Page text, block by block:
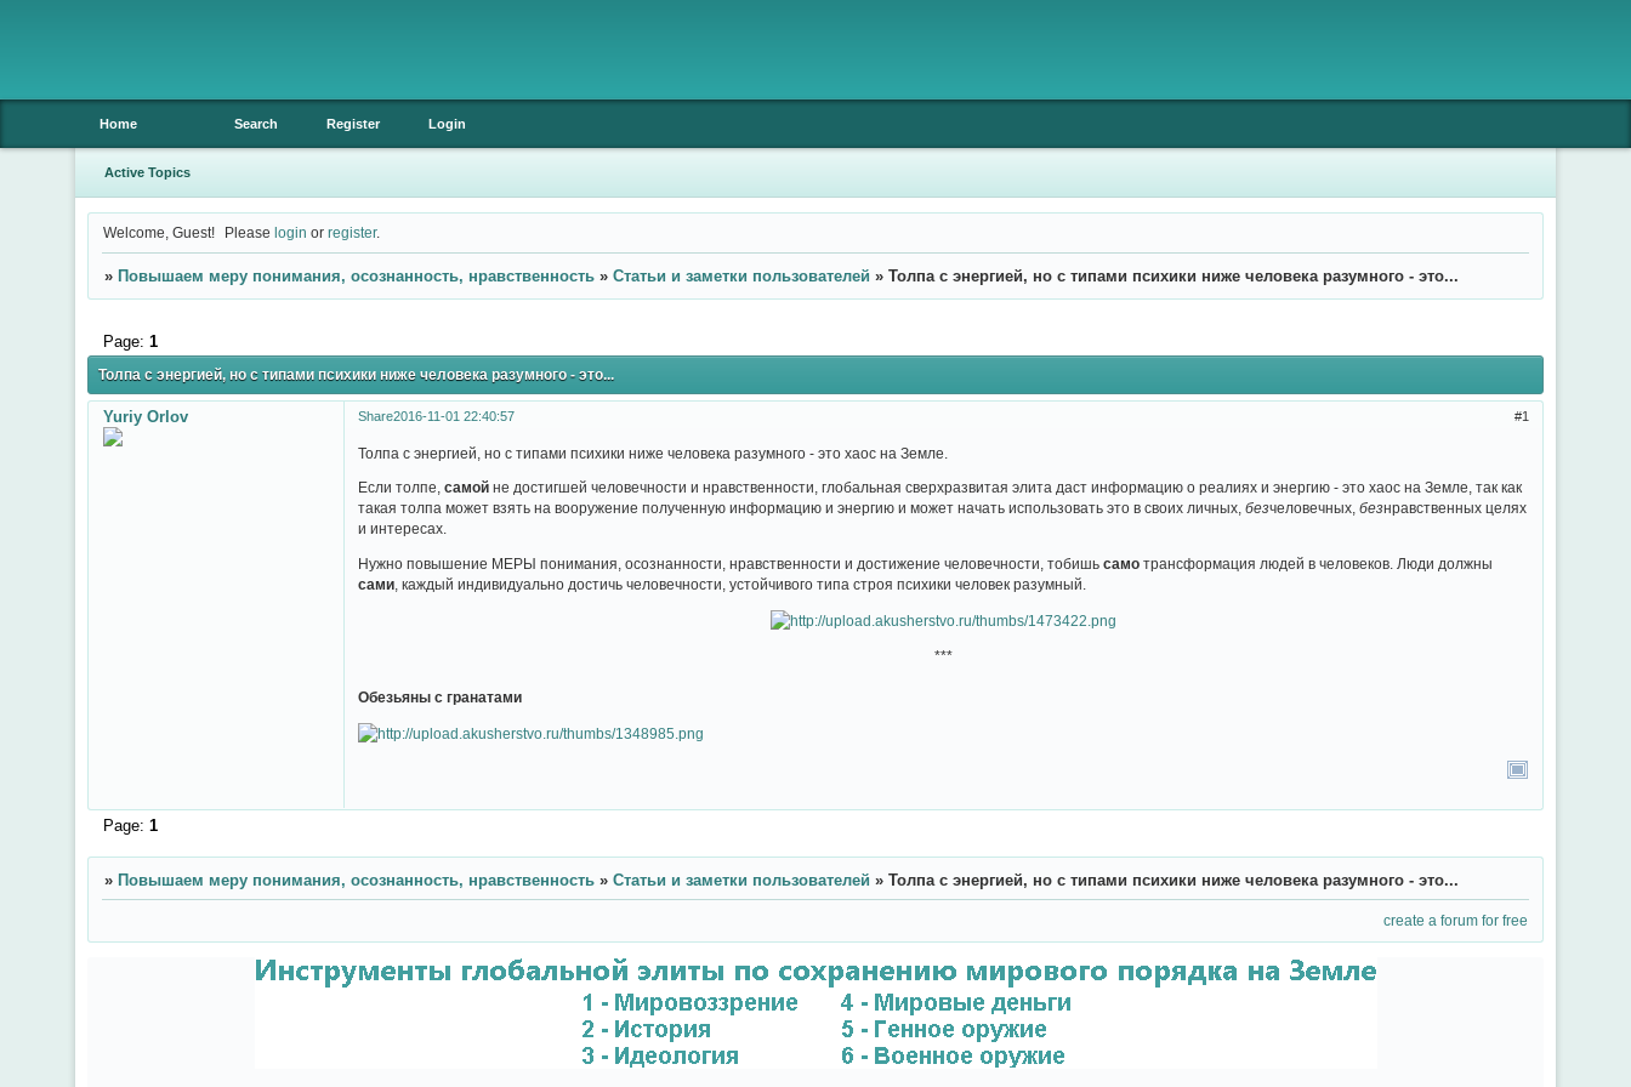
Home Search Register Login
Active Topics
Welcome, Guest! Pleaselogin orregister.
» Повышаем меру понимания, осознанность, нравственность » Статьи и заметки пользователей » Толпа с энергией, но с типами психики ниже человека разумного - это...
Толпа с энергией, но с типами психики ниже человека разумного - это...
Page: 1
Share 1
2016-11-01 22:40:57
Yuriy Orlov
Толпа с энергией, но с типами психики ниже человека разумного - это хаос на Земле.
Если толпе,самой не достигшей человечности и нравственности, глобальная сверхразвитая элита даст информацию о реалиях и энергию - это хаос на Земле, так как
такая толпа может взять на вооружение полученную информацию и энергию и может начать использовать это в своих личных,безчеловечных,безнравственных целях
и интересах.
Нужно повышение МЕРЫ понимания, осознанности, нравственности и достижение человечности, тобишьсамо трансформация людей в человеков. Люди должны
сами , каждый индивидуально достичь человечности, устойчивого типа строя психики человек разумный.
***
Обезьяны с гранатами
Page: 1
» Повышаем меру понимания, осознанность, нравственность » Статьи и заметки пользователей » Толпа с энергией, но с типами психики ниже человека разумного - это...
create a forum for free